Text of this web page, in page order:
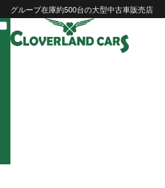
Skip
to
content
グループ在庫約500台の大型中古車販売店